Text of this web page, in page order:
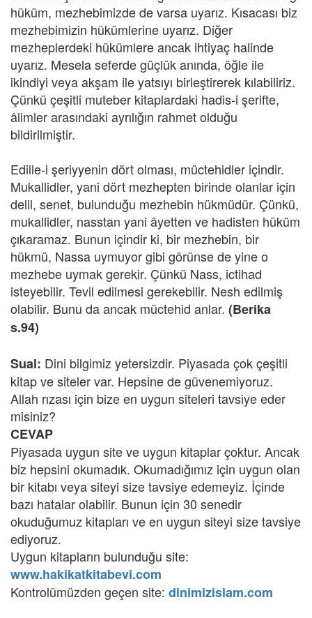
hüküm, mezhebimizde de varsa uyarız. Kısacası biz
mezhebimizin hükümlerine uyarız. Diğer
mezheplerdeki hükümlere ancak ihtiyaç halinde
uyarız. Mesela seferde güçlük anında, öğle ile
ikindiyi veya akşam ile yatsıyı birleştirerek kılabiliriz.
Çünkü çeşitli muteber kitaplardaki hadis-i şerifte,
âlimler arasındaki ayrılığın rahmet olduğu
bildirilmiştir.
Edille-i şeriyyenin dört olması, müctehidler içindir.
Mukallidler, yani dört mezhepten birinde olanlar için
delil, senet, bulunduğu mezhebin hükmüdür. Çünkü,
mukallidler, nasstan yani âyetten ve hadisten hüküm
çıkaramaz. Bunun içindir ki, bir mezhebin, bir
hükmü, Nassa uymuyor gibi görünse de yine o
mezhebe uymak gerekir. Çünkü Nass, ictihad
isteyebilir. Tevil edilmesi gerekebilir. Nesh edilmiş
olabilir. Bunu da ancak müctehid anlar. (Berika
s.94)
Sual: Dini bilgimiz yetersizdir. Piyasada çok çeşitli
kitap ve siteler var. Hepsine de güvenemiyoruz.
Allah rızası için bize en uygun siteleri tavsiye eder
misiniz?
CEVAP
Piyasada uygun site ve uygun kitaplar çoktur. Ancak
biz hepsini okumadık. Okumadığımız için uygun olan
bir kitabı veya siteyi size tavsiye edemeyiz. İçinde
bazı hatalar olabilir. Bunun için 30 senedir
okuduğumuz kitapları ve en uygun siteyi size tavsiye
ediyoruz.
Uygun kitapların bulunduğu site:
www.hakikatkitabevi.com
Kontrolümüzden geçen site: dinimizislam.com